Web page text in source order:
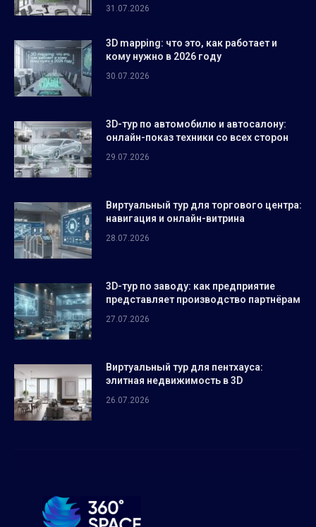
31.07.2026
3D mapping: что это, как работает и
кому нужно в 2026 году
30.07.2026
3D-тур по автомобилю и автосалону:
онлайн-показ техники со всех сторон
29.07.2026
Виртуальный тур для торгового центра:
навигация и онлайн-витрина
28.07.2026
3D-тур по заводу: как предприятие
представляет производство партнёрам
27.07.2026
Виртуальный тур для пентхауса:
элитная недвижимость в 3D
26.07.2026